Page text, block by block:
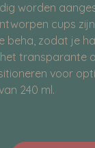
worden
cups
beha, zodat je
transparante
voor
240 ml.